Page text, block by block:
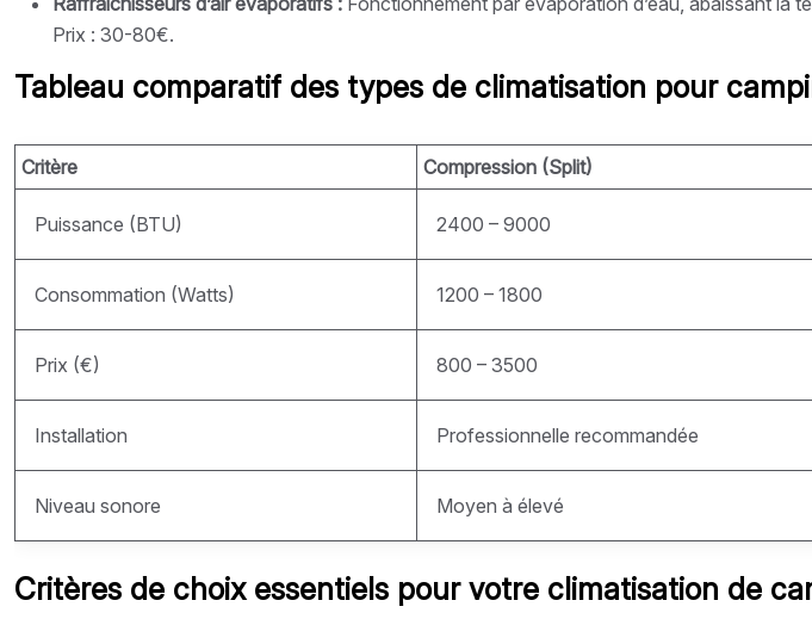
Prix : 30-80€.
Tableau comparatif des types de climatisation pour
Critère Compression (Split)
Puissance (BTU) 2400 – 9000
Consommation (Watts) 1200 – 1800
Prix (€) 800 – 3500
Installation Professionnelle recommandée
Niveau sonore Moyen à élevé
Critères de choix essentiels pour votre climatisation de